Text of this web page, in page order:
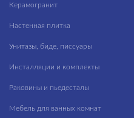
Керамогранит
Настенная плитка
Унитазы, биде, писсуары
Инсталляции и комплекты
Раковины и пьедесталы
Мебель для ванных комнат